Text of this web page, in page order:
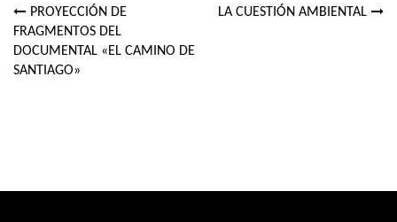
Navegación
de
PROYECCIÓN DE
FRAGMENTOS DEL
DOCUMENTAL «EL CAMINO DE
SANTIAGO»
LA CUESTIÓN AMBIENTAL